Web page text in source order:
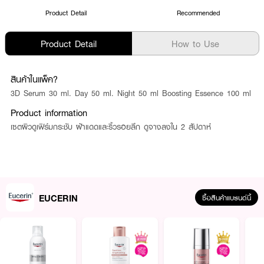
Product Detail Recommended
Product Detail How to Use
สินค้าในแพ็ค?
3D Serum 30 ml. Day 50 ml. Night 50 ml Boosting Essence 100 ml
Product information
เซตผิวดูเฟิร์มกระชับ ฝ้าแดดและริ้วรอยลึก ดูจางลงใน 2 สัปดาห์
EUCERIN ซื้อสินค้าแบรนด์นี้